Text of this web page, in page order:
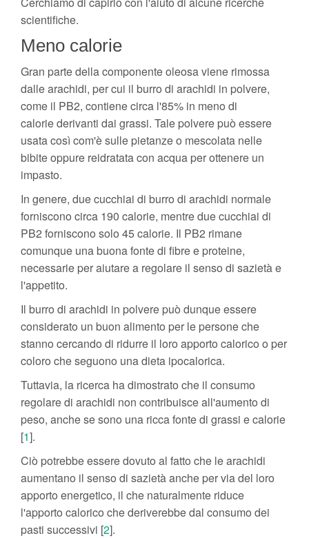
scientifiche.
Meno calorie
Gran parte della componente oleosa viene rimossa
dalle arachidi, per cui il burro di arachidi in polvere,
come il PB2, contiene circa l'85% in meno di
calorie derivanti dai grassi. Tale polvere può essere
usata così com'è sulle pietanze o mescolata nelle
bibite oppure reidratata con acqua per ottenere un
impasto.
In genere, due cucchiai di burro di arachidi normale
forniscono circa 190 calorie, mentre due cucchiai di
PB2 forniscono solo 45 calorie. Il PB2 rimane
comunque una buona fonte di fibre e proteine,
necessarie per aiutare a regolare il senso di sazietà e
l'appetito.
Il burro di arachidi in polvere può dunque essere
considerato un buon alimento per le persone che
stanno cercando di ridurre il loro apporto calorico o per
coloro che seguono una dieta ipocalorica.
Tuttavia, la ricerca ha dimostrato che il consumo
regolare di arachidi non contribuisce all'aumento di
peso, anche se sono una ricca fonte di grassi e calorie
[1].
Ciò potrebbe essere dovuto al fatto che le arachidi
aumentano il senso di sazietà anche per via del loro
apporto energetico, il che naturalmente riduce
l'apporto calorico che deriverebbe dal consumo dei
pasti successivi [2].